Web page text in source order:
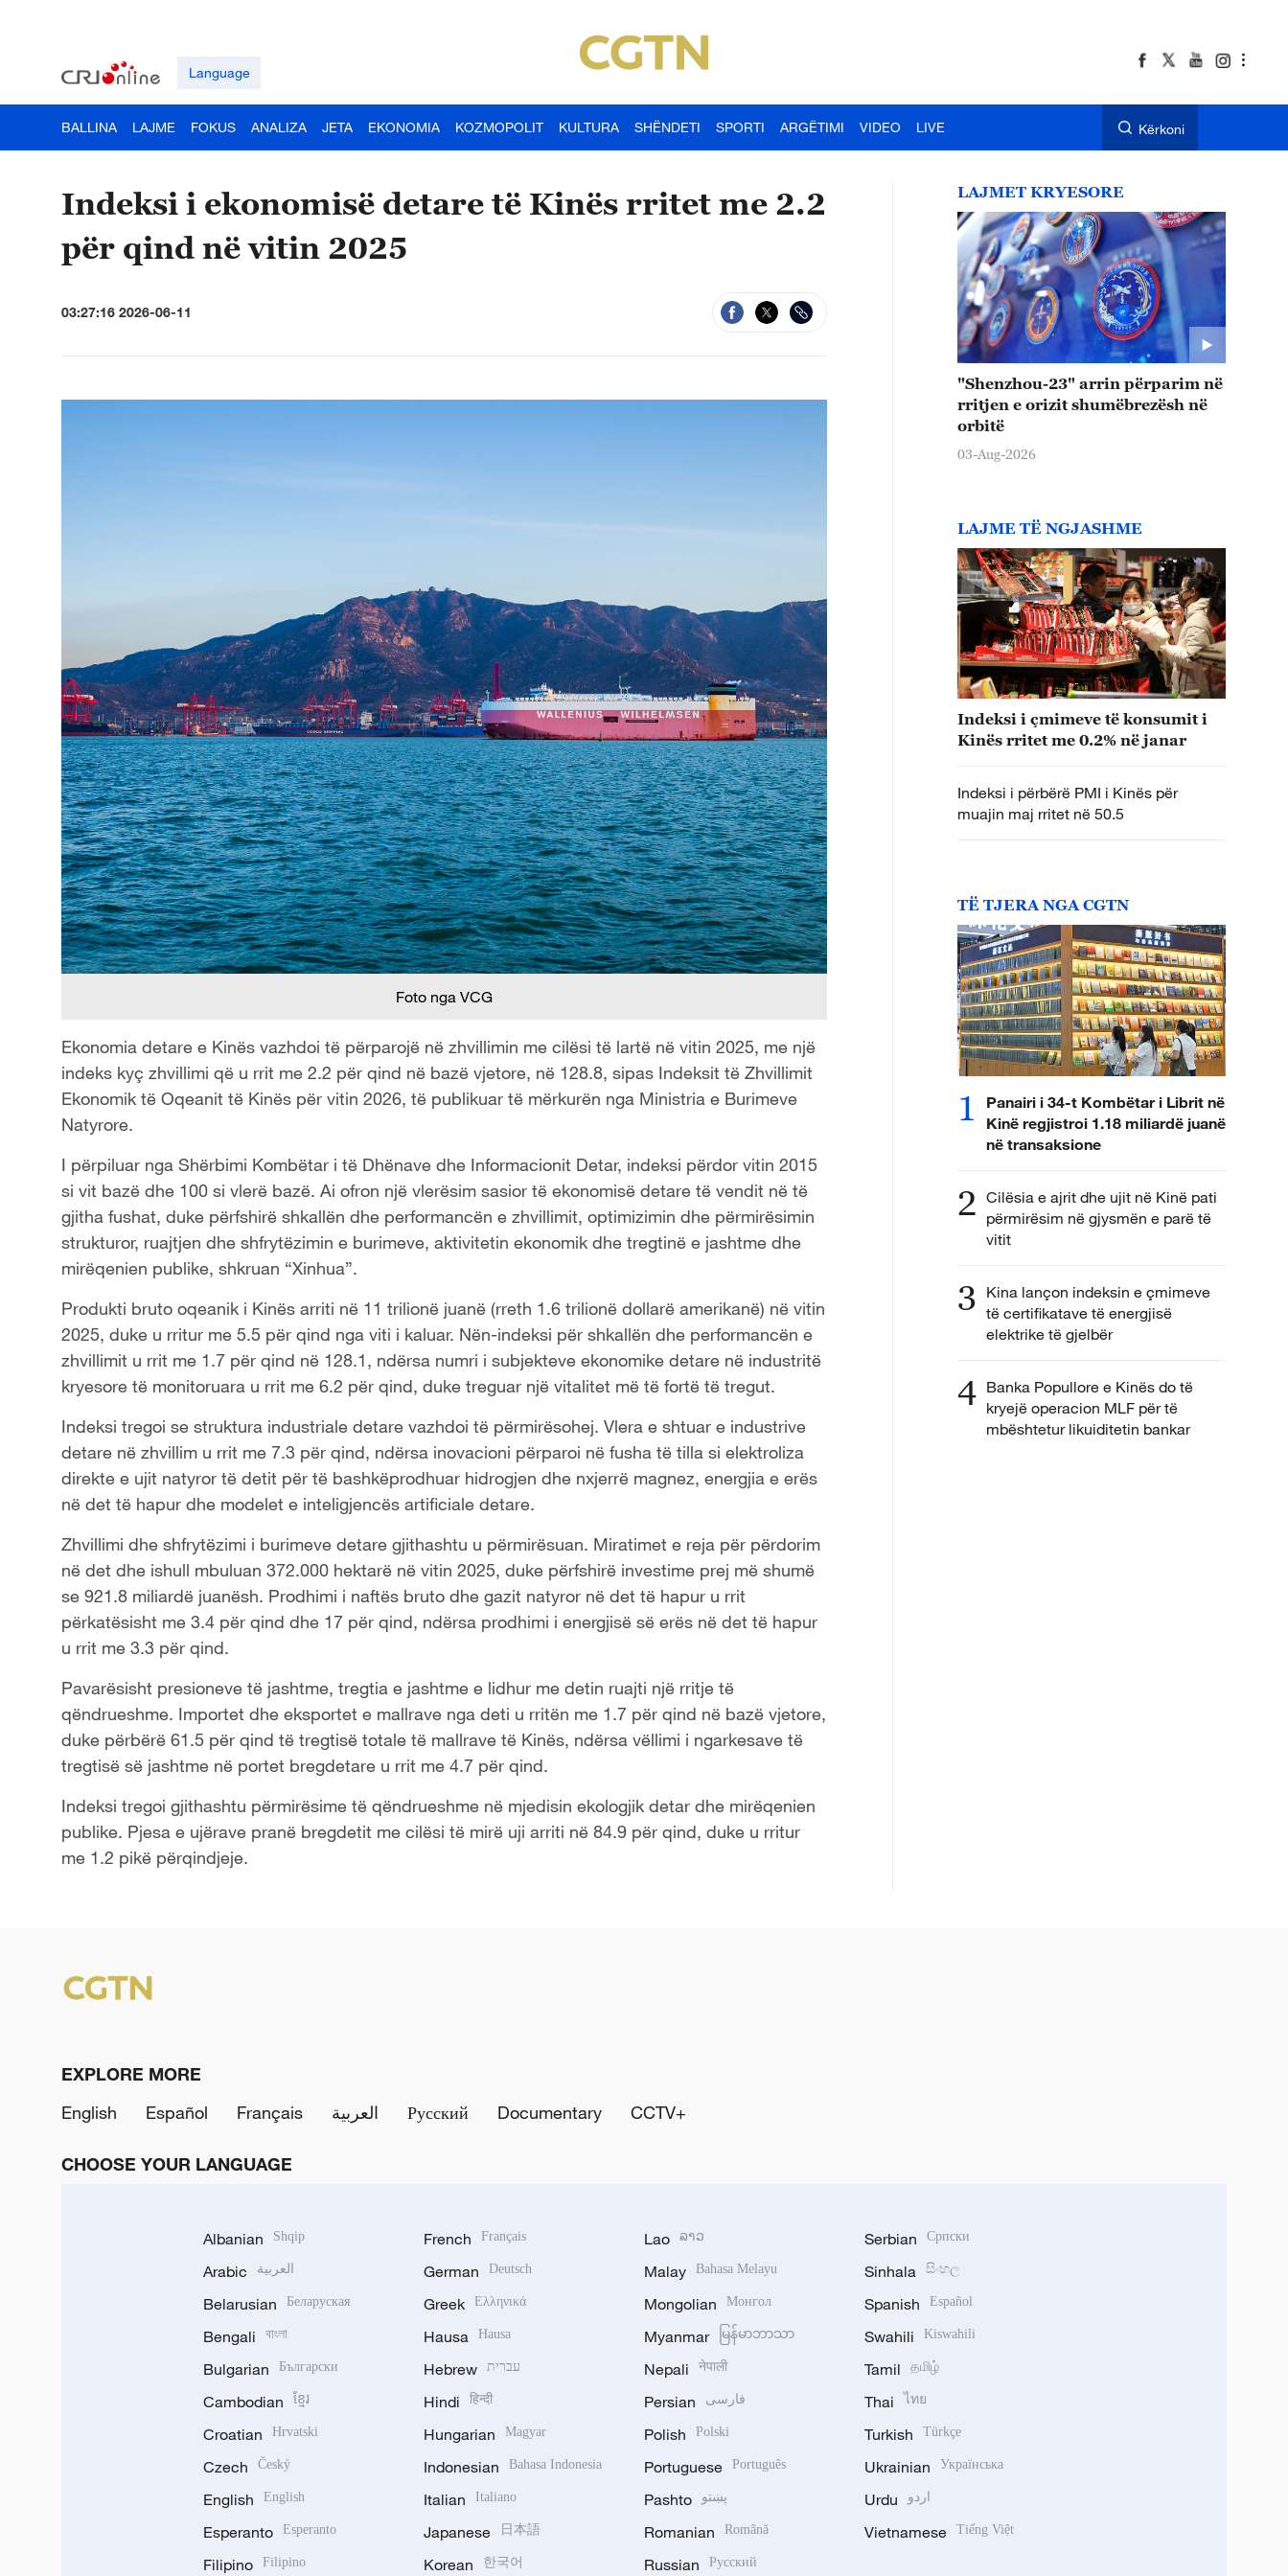
Language
BALLINA LAJME FOKUS ANALIZA JETA EKONOMIA KOZMOPOLIT KULTURA SHËNDETI SPORTI ARGËTIMI VIDEO LIVE Kërkoni
Indeksi i ekonomisë detare të Kinës rritet me 2.2
për qind në vitin 2025
03:27:16 2026-06-11
Foto nga VCG
Ekonomia detare e Kinës vazhdoi të përparojë në zhvillimin me cilësi të lartë në vitin 2025, me një
indeks kyç zhvillimi që u rrit me 2.2 për qind në bazë vjetore, në 128.8, sipas Indeksit të Zhvillimit
Ekonomik të Oqeanit të Kinës për vitin 2026, të publikuar të mërkurën nga Ministria e Burimeve
Natyrore.
I përpiluar nga Shërbimi Kombëtar i të Dhënave dhe Informacionit Detar, indeksi përdor vitin 2015
si vit bazë dhe 100 si vlerë bazë. Ai ofron një vlerësim sasior të ekonomisë detare të vendit në të
gjitha fushat, duke përfshirë shkallën dhe performancën e zhvillimit, optimizimin dhe përmirësimin
strukturor, ruajtjen dhe shfrytëzimin e burimeve, aktivitetin ekonomik dhe tregtinë e jashtme dhe
mirëqenien publike, shkruan “Xinhua”.
Produkti bruto oqeanik i Kinës arriti në 11 trilionë juanë (rreth 1.6 trilionë dollarë amerikanë) në vitin
2025, duke u rritur me 5.5 për qind nga viti i kaluar. Nën-indeksi për shkallën dhe performancën e
zhvillimit u rrit me 1.7 për qind në 128.1, ndërsa numri i subjekteve ekonomike detare në industritë
kryesore të monitoruara u rrit me 6.2 për qind, duke treguar një vitalitet më të fortë të tregut.
Indeksi tregoi se struktura industriale detare vazhdoi të përmirësohej. Vlera e shtuar e industrive
detare në zhvillim u rrit me 7.3 për qind, ndërsa inovacioni përparoi në fusha të tilla si elektroliza
direkte e ujit natyror të detit për të bashkëprodhuar hidrogjen dhe nxjerrë magnez, energjia e erës
në det të hapur dhe modelet e inteligjencës artificiale detare.
Zhvillimi dhe shfrytëzimi i burimeve detare gjithashtu u përmirësuan. Miratimet e reja për përdorim
në det dhe ishull mbuluan 372.000 hektarë në vitin 2025, duke përfshirë investime prej më shumë
se 921.8 miliardë juanësh. Prodhimi i naftës bruto dhe gazit natyror në det të hapur u rrit
përkatësisht me 3.4 për qind dhe 17 për qind, ndërsa prodhimi i energjisë së erës në det të hapur
u rrit me 3.3 për qind.
Pavarësisht presioneve të jashtme, tregtia e jashtme e lidhur me detin ruajti një rritje të
qëndrueshme. Importet dhe eksportet e mallrave nga deti u rritën me 1.7 për qind në bazë vjetore,
duke përbërë 61.5 për qind të tregtisë totale të mallrave të Kinës, ndërsa vëllimi i ngarkesave të
tregtisë së jashtme në portet bregdetare u rrit me 4.7 për qind.
Indeksi tregoi gjithashtu përmirësime të qëndrueshme në mjedisin ekologjik detar dhe mirëqenien
publike. Pjesa e ujërave pranë bregdetit me cilësi të mirë uji arriti në 84.9 për qind, duke u rritur
me 1.2 pikë përqindjeje.
LAJMET KRYESORE
"Shenzhou-23" arrin përparim në
rritjen e orizit shumëbrezësh në
orbitë
03-Aug-2026
LAJME TË NGJASHME
Indeksi i çmimeve të konsumit i
Kinës rritet me 0.2% në janar
Indeksi i përbërë PMI i Kinës për
muajin maj rritet në 50.5
TË TJERA NGA CGTN
1
Panairi i 34-t Kombëtar i Librit në
Kinë regjistroi 1.18 miliardë juanë
në transaksione
2 Cilësia e ajrit dhe ujit në Kinë pati
përmirësim në gjysmën e parë të
vitit
3 Kina lançon indeksin e çmimeve
të certifikatave të energjisë
elektrike të gjelbër
4 Banka Popullore e Kinës do të
kryejë operacion MLF për të
mbështetur likuiditetin bankar
EXPLORE MORE
English
Español Français العربية Русский Documentary CCTV+
CHOOSE YOUR LANGUAGE
Albanian Shqip
Arabic العربية
Belarusian Беларуская
Bengali বাংলা
Bulgarian Български
Cambodian ខ្មែរ
Croatian Hrvatski
Czech Český
English English
Esperanto Esperanto
Filipino Filipino
French Français
German Deutsch
Greek Ελληνικά
Hausa Hausa
Hebrew עברית
Hindi हिन्दी
Hungarian Magyar
Indonesian Bahasa Indonesia
Italian Italiano
Japanese 日本語
Korean 한국어
Lao ລາວ
Malay Bahasa Melayu
Mongolian Монгол
Myanmar မြန်မာဘာသာ
Nepali नेपाली
Persian فارسی
Polish Polski
Portuguese Português
Pashto پښتو
Romanian Română
Russian Русский
Serbian Српски
Sinhala සිංහල
Spanish Español
Swahili Kiswahili
Tamil தமிழ்
Thai ไทย
Turkish Türkçe
Ukrainian Українська
Urdu اردو
Vietnamese Tiếng Việt